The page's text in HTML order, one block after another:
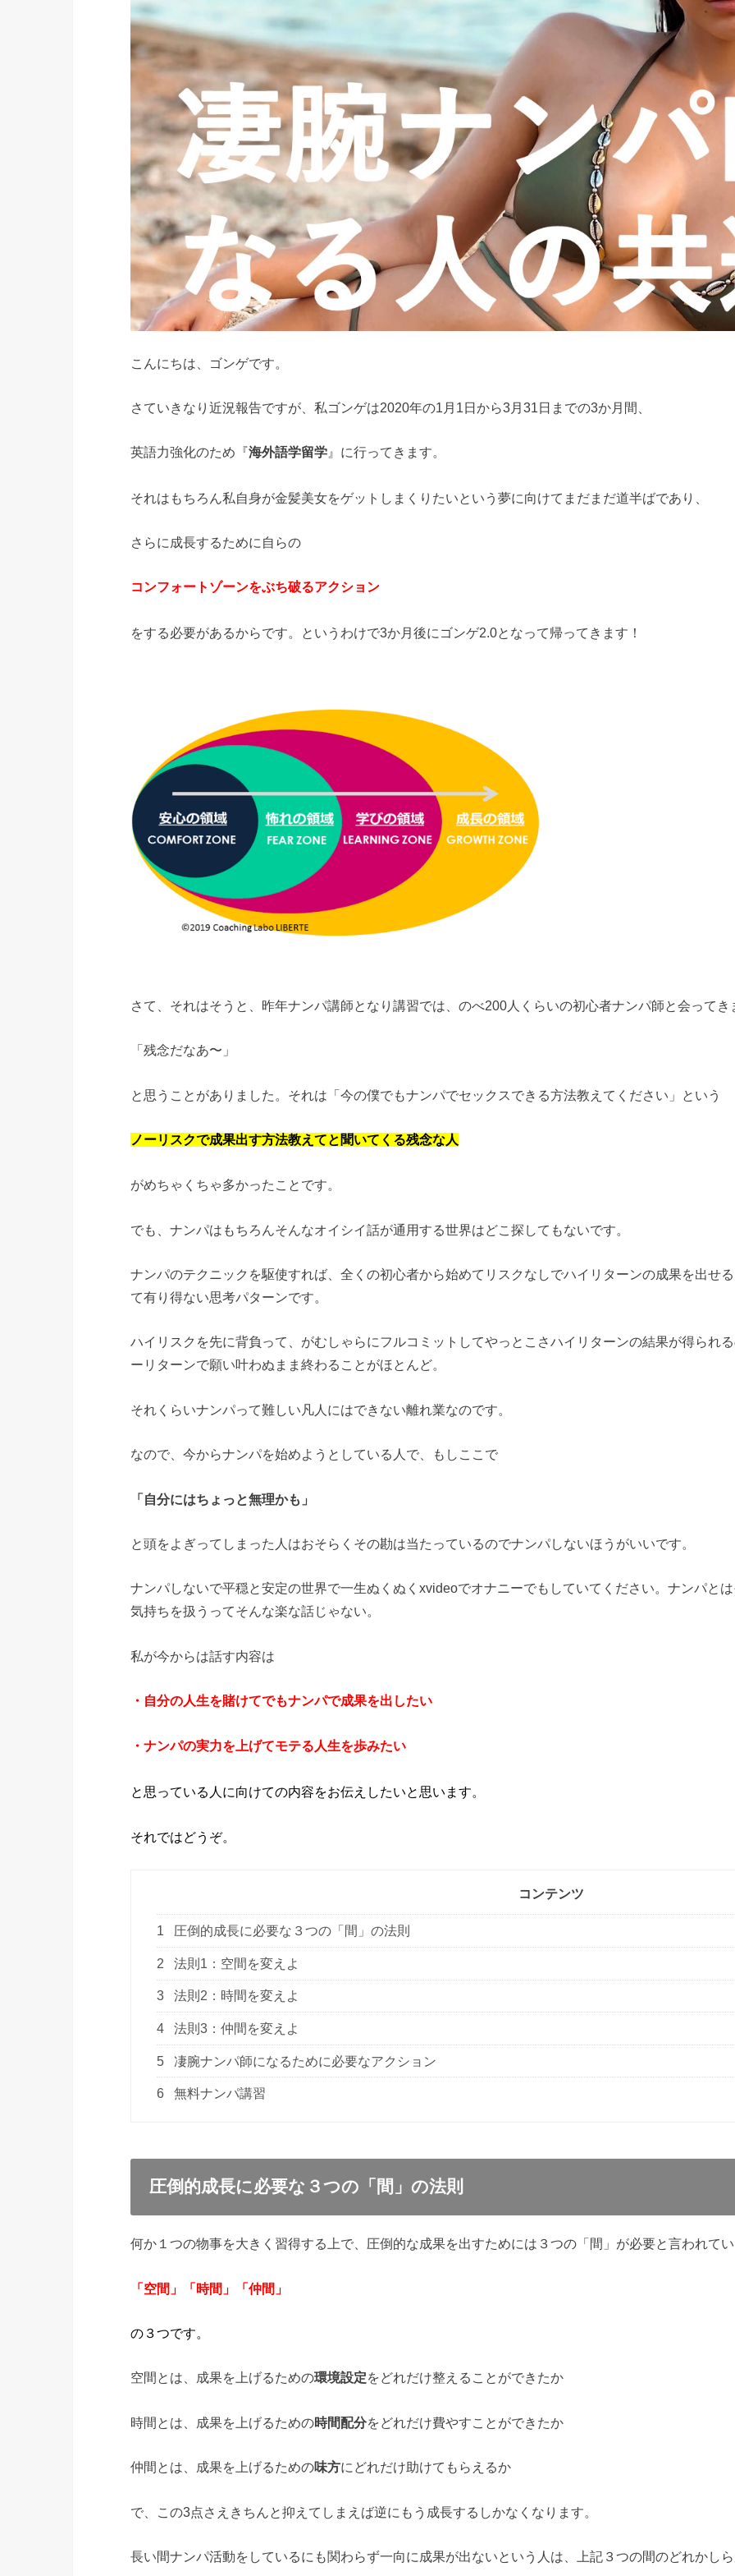
こんにちは、ゴンゲです。
さていきなり近況報告ですが、私ゴンゲは2020年の1月1日から3月31日までの3か月間、
英語力強化のため 『海外語学留学 』 に行ってきます。
それはもちろん私自身が金髪美女をゲットしまくりたいという夢に向けてまだまだ道半ばであり、
さらに成長するために自らの
コンフォートゾーンをぶち破るアクション
をする必要があるからです。というわけで3か月後にゴンゲ2.0となって帰ってきます！
さて、それはそうと、昨年ナンパ講師となり講習では、のべ200人くらいの初心者ナンパ師と会ってき
「残念だなあ〜」
と思うことがありました。それは「今の僕でもナンパでセックスできる方法教えてください」という
ノーリスクで成果出す方法教えてと聞いてくる残念な人
がめちゃくちゃ多かったことです。
でも、ナンパはもちろんそんなオイシイ話が通用する世界はどこ探してもないです。
ナンパのテクニックを駆使すれば、全くの初心者から始めてリスクなしでハイリターンの成果を出せ
て有り得ない思考パターンです。
ハイリスクを先に背負って、がむしゃらにフルコミットしてやっとこさハイリターンの結果が得られ
ーリターンで願い叶わぬまま終わることがほとんど。
それくらいナンパって難しい凡人にはできない離れ業なのです。
なので、今からナンパを始めようとしている人で、もしここで
「自分にはちょっと無理かも」
と頭をよぎってしまった人はおそらくその勘は当たっているのでナンパしないほうがいいです。
ナンパしないで平穏と安定の世界で一生ぬくぬくxvideoでオナニーでもしていてください。ナンパと
気持ちを扱うってそんな楽な話じゃない。
私が今からは話す内容は
・自分の人生を賭けてでもナンパで成果を出したい
・ナンパの実力を上げてモテる人生を歩みたい
と思っている 人に向けての内容をお伝えしたいと思います。
それではどうぞ。
コンテンツ
1 圧倒的成長に必要な３つの「間」の法則
2 法則1：空間を変えよ
3 法則2：時間を変えよ
4 法則3：仲間を変えよ
5 凄腕ナンパ師になるために必要なアクション
6 無料ナンパ講習
圧倒的成長に必要な３つの「間」の法則
何か１つの物事を大きく習得する上で、圧倒的な成果を出すためには３つの「間」が必要と言われて
「空間」「時間」「仲間」
の３つです。
空間とは、成果を上げるための環境設定をどれだけ整えることができたか
時間とは、成果を上げるための時間配分をどれだけ費やすことができたか
仲間とは、成果を上げるための味方にどれだけ助けてもらえるか
で、この3点さえきちんと抑えてしまえば逆にもう成長するしかなくなります。
長い間ナンパ活動をしているにも関わらず一向に成果が出ないという人は、上記３つの間のどれかし